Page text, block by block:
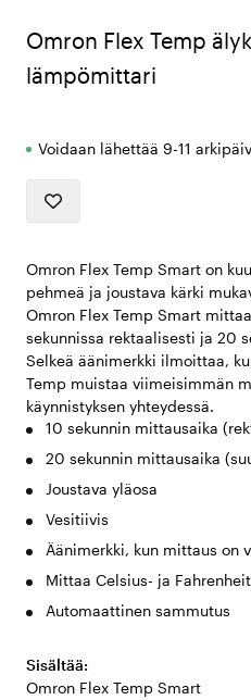
Omron Flex Temp
lämpömittari
Voidaan lähettää 9-11
Omron Flex Temp Smart on
pehmeä ja joustava kärki
Omron Flex Temp Smart
sekunnissa rektaalisesti ja 20
Selkeä äänimerkki ilmoittaa,
Temp muistaa viimeisimmän
käynnistyksen yhteydessä.
10 sekunnin mittausaika
20 sekunnin mittausaika
Joustava yläosa
Vesitiivis
Äänimerkki, kun mittaus on
Mittaa Celsius- ja
Automaattinen sammutus
Sisältää:
Omron Flex Temp Smart